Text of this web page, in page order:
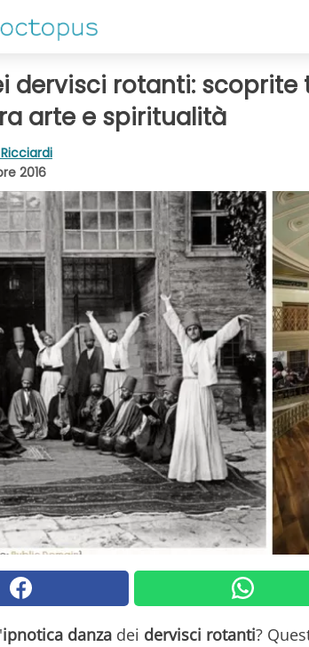
dervisci rotanti:
arte e spiritualità
2016
ipnotica danza dei dervisci rotanti?